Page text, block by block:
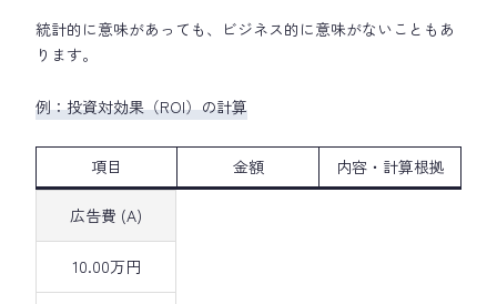
統計的に意味があっても、ビジネス的に意味がないこともあ
ります。
例：投資対効果（ROI）の計算
項目 金額 内容・計算根拠
広告費 (A)
10.00万円